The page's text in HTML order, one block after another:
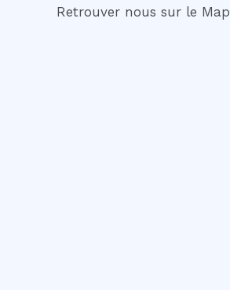
Retrouver nous sur le Map